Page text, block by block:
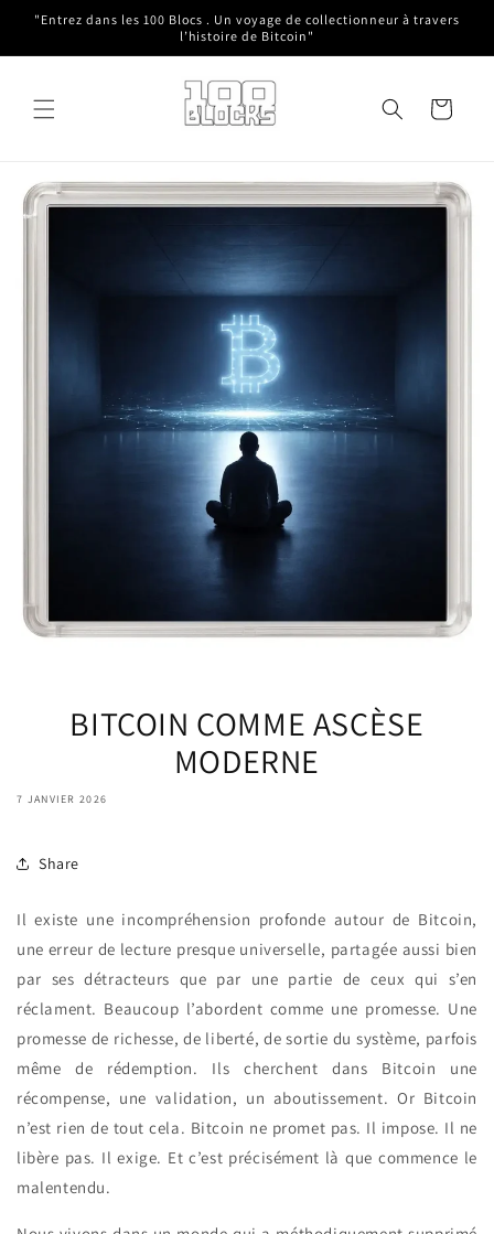
passer
"Entrez dans les 100 Blocs . Un voyage de collectionneur à travers
l’histoire de Bitcoin"
Panier
BITCOIN COMME ASCÈSE
MODERNE
7 JANVIER 2026
Share
Il existe une incompréhension profonde autour de Bitcoin,
une erreur de lecture presque universelle, partagée aussi bien
par ses détracteurs que par une partie de ceux qui s’en
réclament. Beaucoup l’abordent comme une promesse. Une
promesse de richesse, de liberté, de sortie du système, parfois
même de rédemption. Ils cherchent dans Bitcoin une
récompense, une validation, un aboutissement. Or Bitcoin
n’est rien de tout cela. Bitcoin ne promet pas. Il impose. Il ne
libère pas. Il exige. Et c’est précisément là que commence le
malentendu.